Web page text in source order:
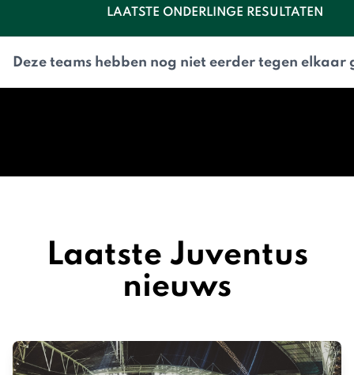
LAATSTE ONDERLINGE RESULTATEN
Deze teams hebben nog niet eerder tegen elkaar
Laatste Juventus
nieuws